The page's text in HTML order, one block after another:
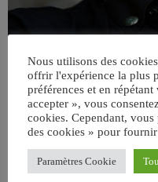
Nous utilisons des
offrir l'expérience la plus
préférences et en
accepter », vous
cookies. Cependant,
des cookies » pour
Paramètres Cookie